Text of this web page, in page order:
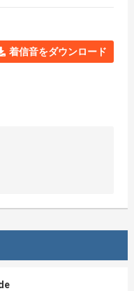
着信音をダウンロード